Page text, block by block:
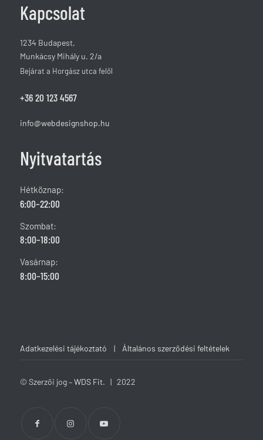
Kapcsolat
1234 Budapest,
Munkácsy Mihály u. 2/a
Bejárat a Horgász utca felől
+36 20 123 4567
info@webdesignshop.hu
Nyitvatartás
Hétköznap:
6:00–22:00
Szombat:
8:00–18:00
Vasárnap:
8:00–15:00
Adatkezelési tájékoztató | Általános szerződési feltételek
© Szerzői jog –WDS Fit. | 2022